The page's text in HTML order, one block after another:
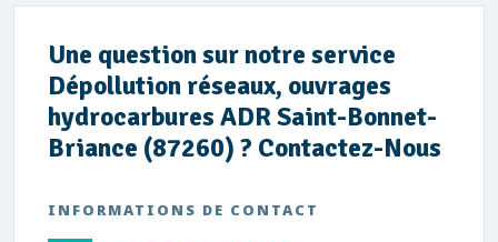
Une question sur notre service
Dépollution réseaux, ouvrages
hydrocarbures ADR Saint-Bonnet-
Briance (87260) ? Contactez-Nous
INFORMATIONS DE CONTACT